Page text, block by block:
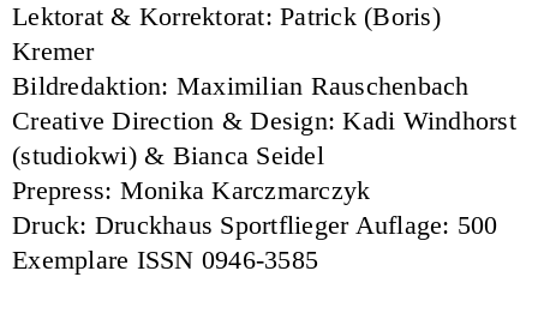
Lektorat & Korrektorat: Patrick (Boris)
Kremer
Bildredaktion: Maximilian Rauschenbach
Creative Direction & Design: Kadi Windhorst
(studiokwi) & Bianca Seidel
Prepress: Monika Karczmarczyk
Druck: Druckhaus Sportflieger Auflage: 500
Exemplare ISSN 0946-3585